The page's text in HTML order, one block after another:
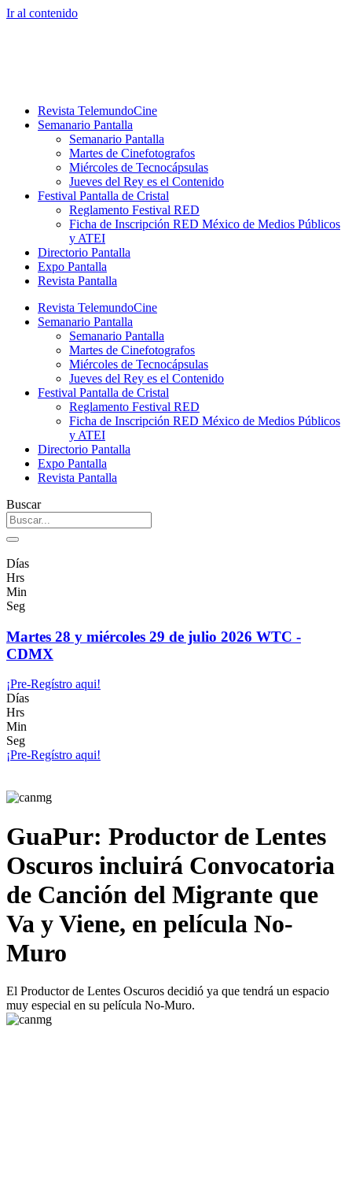
Ir al contenido
Revista TelemundoCine
Semanario Pantalla
Semanario Pantalla
Martes de Cinefotografos
Miércoles de Tecnocápsulas
Jueves del Rey es el Contenido
Festival Pantalla de Cristal
Reglamento Festival RED
Ficha de Inscripción RED México de Medios Públicos
y ATEI
Directorio Pantalla
Expo Pantalla
Revista Pantalla
Revista TelemundoCine
Semanario Pantalla
Semanario Pantalla
Martes de Cinefotografos
Miércoles de Tecnocápsulas
Jueves del Rey es el Contenido
Festival Pantalla de Cristal
Reglamento Festival RED
Ficha de Inscripción RED México de Medios Públicos
y ATEI
Directorio Pantalla
Expo Pantalla
Revista Pantalla
Buscar
Días
Hrs
Min
Seg
Martes 28 y miércoles 29 de julio 2026 WTC -
CDMX
¡Pre-Regístro aqui!
Días
Hrs
Min
Seg
¡Pre-Regístro aqui!
GuaPur: Productor de Lentes
Oscuros incluirá Convocatoria
de Canción del Migrante que
Va y Viene, en película No-
Muro
El Productor de Lentes Oscuros decidió ya que tendrá un espacio
muy especial en su película No-Muro.